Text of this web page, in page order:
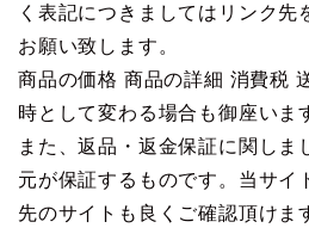
く表記につきましてはリンク先
お願い致します。
商品の価格 商品の詳細 消費税
時として変わる場合も御座いま
また、返品・返金保証に関しま
元が保証するものです。当サイ
先のサイトも良くご確認頂けま